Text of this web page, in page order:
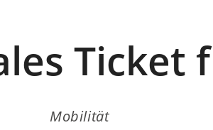
Ticket
Mobilität